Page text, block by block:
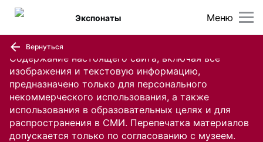
Содержание настоящего сайта, включая все
изображения и текстовую информацию,
предназначено только для персонального
некоммерческого использования, а также
использования в образовательных целях и для
распространения в СМИ. Перепечатка материалов
допускается только по согласованию с музеем.
Меню
Экспонаты
Вернуться